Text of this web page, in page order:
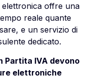
offre una
reale quante
e un servizio di
dedicato.
Partita IVA devono
elettroniche